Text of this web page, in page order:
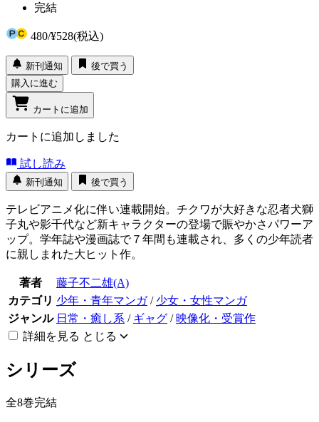
完結
480/¥528(税込)
新刊通知
後で買う
購入に進む
カートに追加
カートに追加しました
試し読み
新刊通知 後で買う
テレビアニメ化に伴い連載開始。チクワが大好きな忍者犬獅
子丸や影千代など新キャラクターの登場で賑やかさパワーア
ップ。学年誌や漫画誌で７年間も連載され、多くの少年読者
に親しまれた大ヒット作。
著者
藤子不二雄(A)
カテゴリ 少年・青年マンガ/ 少女・女性マンガ
ジャンル 日常・癒し系 / ギャグ / 映像化・受賞作
詳細を見る とじる
シリーズ
全8巻完結